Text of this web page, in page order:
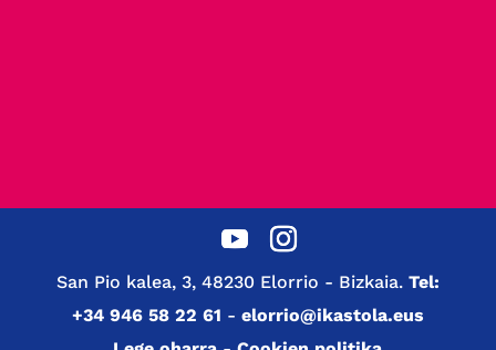
San Pio kalea, 3, 48230 Elorrio - Bizkaia. Tel:
+34 946 58 22 61 - elorrio@ikastola.eus